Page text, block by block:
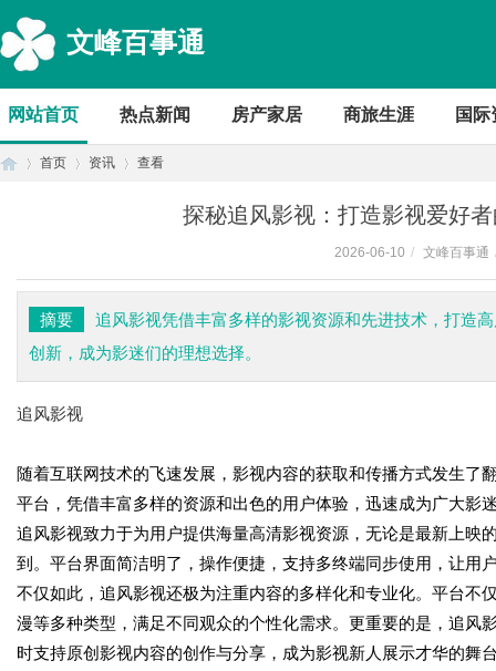
文峰百事通
网站首页 热点新闻 房产家居 商旅生涯 国际
首页 资讯 查看
探秘追风影视：打造影视爱好
2026-06-10 / 文峰百事通
摘要
追风影视凭借丰富多样的影视资源和先进技术，打造
创新，成为影迷们的理想选择。
追风影视
随着互联网技术的飞速发展，影视内容的获取和传播方式发生
平台，凭借丰富多样的资源和出色的用户体验，迅速成为广大影
追风影视致力于为用户提供海量高清影视资源，无论是最新上映
到。平台界面简洁明了，操作便捷，支持多终端同步使用，让用
不仅如此，追风影视还极为注重内容的多样化和专业化。平台不
漫等多种类型，满足不同观众的个性化需求。更重要的是，追风
时支持原创影视内容的创作与分享，成为影视新人展示才华的舞